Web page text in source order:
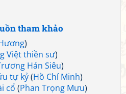
tham khảo
)
Việt thiền sư)
Hán Siêu)
tự kỷ(Hồ Chí Minh)
cổ (Phan Trọng Mưu)